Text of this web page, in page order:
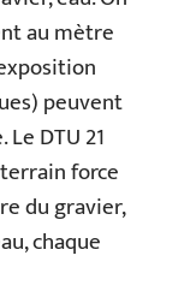
au mètre
peuvent
DTU 21
force
du gravier,
chaque